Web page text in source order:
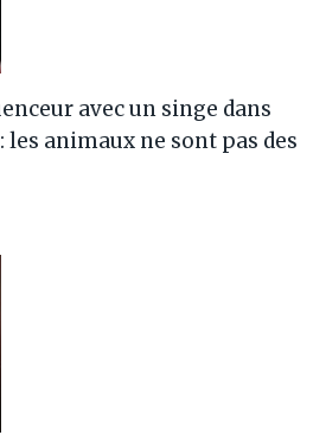
avec un singe dans
les animaux ne sont pas des